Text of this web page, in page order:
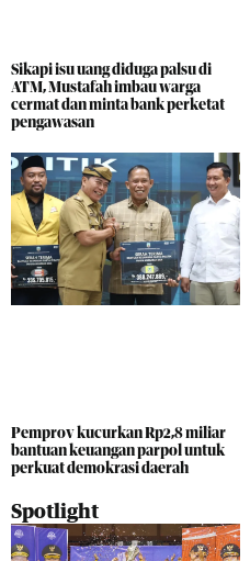
Sikapi isu uang diduga palsu di
ATM, Mustafah imbau warga
cermat dan minta bank perketat
pengawasan
Pemprov kucurkan Rp2,8 miliar
bantuan keuangan parpol untuk
perkuat demokrasi daerah
Spotlight